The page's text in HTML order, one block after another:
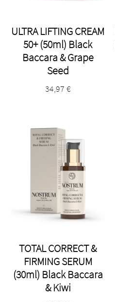
ULTRA LIFTING CREAM
50+ (50ml) Black
Baccara & Grape
Seed
34,97 €
TOTAL CORRECT &
FIRMING SERUM
(30ml) Black Baccara
& Kiwi